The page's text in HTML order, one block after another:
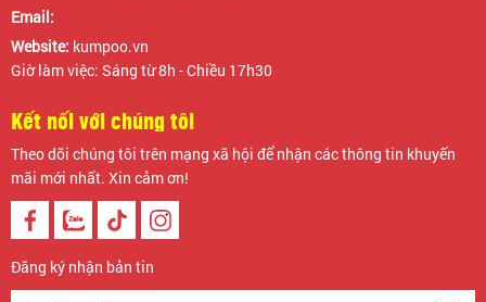
Email:
Website: kumpoo.vn
Giờ làm việc: Sáng từ 8h - Chiều 17h30
Kết nối với chúng tôi
Theo dõi chúng tôi trên mạng xã hội để nhận các thông tin khuyến
mãi mới nhất. Xin cảm ơn!
Đăng ký nhận bản tin